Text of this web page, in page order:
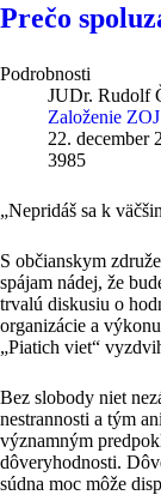
Prečo
Podrobnosti
JUDr. Rudolf
Založenie ZOJ
22. december
3985
„Nepridáš sa k
S občianskym
spájam nádej, že
trvalú diskusiu o
organizácie a
„Piatich viet“
Bez slobody niet
nestrannosti a tým
významným
dôveryhodnosti.
súdna moc môže